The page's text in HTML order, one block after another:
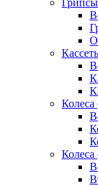
Колеса
Колеса